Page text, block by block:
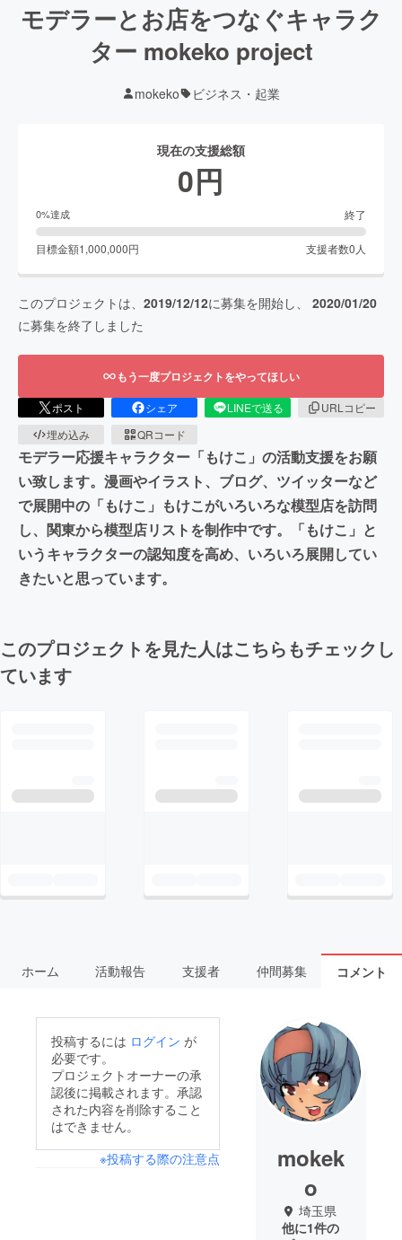
モデラーとお店をつなぐキャラク
ター mokeko project
mokeko ビジネス・起業
現在の支援総額
0円
0%達成 終了
目標金額1,000,000円 支援者数0 人
このプロジェクトは、 2019/12/12に募集を開始し、 2020/01/20
に募集を終了しました
もう一度プロジェクトをやってほしい
ポスト シェア LINEで送る
URLコピー
埋め込み
QRコード
モデラー応援キャラクター「もけこ」の活動支援をお願
い致します。漫画やイラスト、ブログ、ツイッターなど
で展開中の「もけこ」もけこがいろいろな模型店を訪問
し、関東から模型店リストを制作中です。「もけこ」と
いうキャラクターの認知度を高め、いろいろ展開してい
きたいと思っています。
このプロジェクトを見た人はこちらもチェックし
ています
ホーム 活動報告 支援者 仲間募集 コメント
投稿するには ログイン が
必要です。
プロジェクトオーナーの承
認後に掲載されます。承認
された内容を削除すること
はできません。
※投稿する際の注意点
mokek
o
埼玉県
他に1件の